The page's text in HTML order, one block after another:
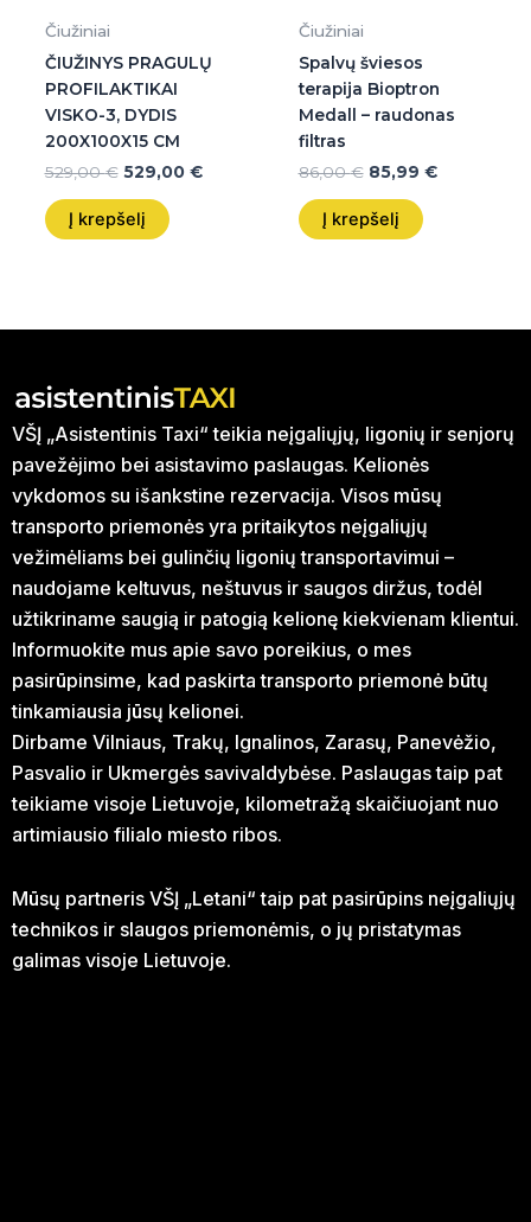
Čiužiniai
ČIUŽINYS PRAGULŲ
PROFILAKTIKAI
VISKO-3, DYDIS
200X100X15 CM
529,00€ 529,00 €
Į krepšelį
Čiužiniai
Spalvų šviesos
terapija Bioptron
Medall – raudonas
filtras
86,00€ 85,99 €
Į krepšelį
VŠĮ „Asistentinis Taxi“ teikia neįgaliųjų, ligonių ir senjorų
pavežėjimo bei asistavimo paslaugas. Kelionės
vykdomos su išankstine rezervacija. Visos mūsų
transporto priemonės yra pritaikytos neįgaliųjų
vežimėliams bei gulinčių ligonių transportavimui –
naudojame keltuvus, neštuvus ir saugos diržus, todėl
užtikriname saugią ir patogią kelionę kiekvienam klientui.
Informuokite mus apie savo poreikius, o mes
pasirūpinsime, kad paskirta transporto priemonė būtų
tinkamiausia jūsų kelionei.
Dirbame Vilniaus, Trakų, Ignalinos, Zarasų, Panevėžio,
Pasvalio ir Ukmergės savivaldybėse. Paslaugas taip pat
teikiame visoje Lietuvoje, kilometražą skaičiuojant nuo
artimiausio filialo miesto ribos.
Mūsų partneris VŠĮ „Letani“ taip pat pasirūpins neįgaliųjų
technikos ir slaugos priemonėmis, o jų pristatymas
galimas visoje Lietuvoje.